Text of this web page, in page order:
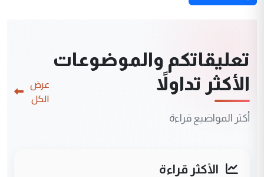
تعليقاتكم والموضوعات
الأكثر تداولاً
أكثر المواضيع قراءة
عرض
الكل
الأكثر قراءة